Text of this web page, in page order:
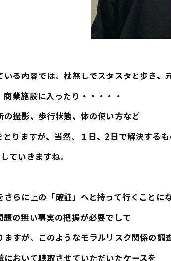
る内容では、杖無しでスタスタと歩き、
業施設に入ったり・・・・・
の撮影、歩行状態、体の使い方など
とりますが、当然、１日、2日で解決する
ていきますね。
らに上の「確証」へと持って行くことに
の無い事実の把握が必要でして
ますが、このようなモラルリスク関係の調
おいて聴取させていただいたケースを